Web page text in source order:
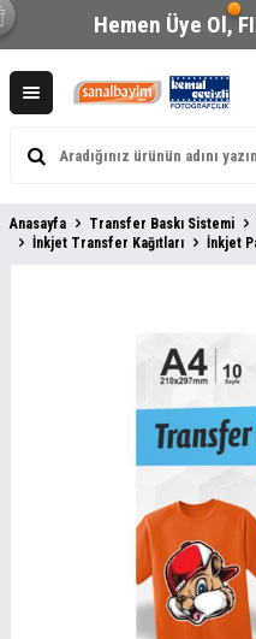
Hemen Üye Ol,
Anasayfa Transfer Baskı Sistemi
İnkjet Transfer Kağıtları
İnkjet